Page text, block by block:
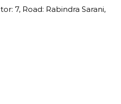
7, Road: Rabindra Sarani,